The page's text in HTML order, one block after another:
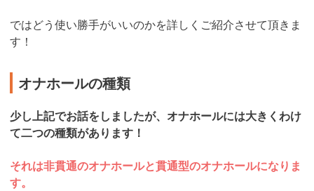
ではどう使い勝手がいいのかを詳しくご紹介させて頂きま
す！
オナホールの種類
少し上記でお話をしましたが、オナホールには大きくわけ
て二つの種類があります！
それは非貫通のオナホールと貫通型のオナホールになりま
す。